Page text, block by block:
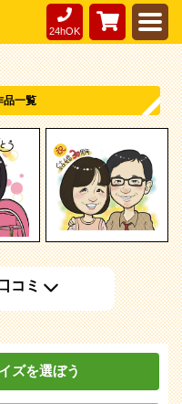
24hOK
品一覧
コミ
ズを選ぼう